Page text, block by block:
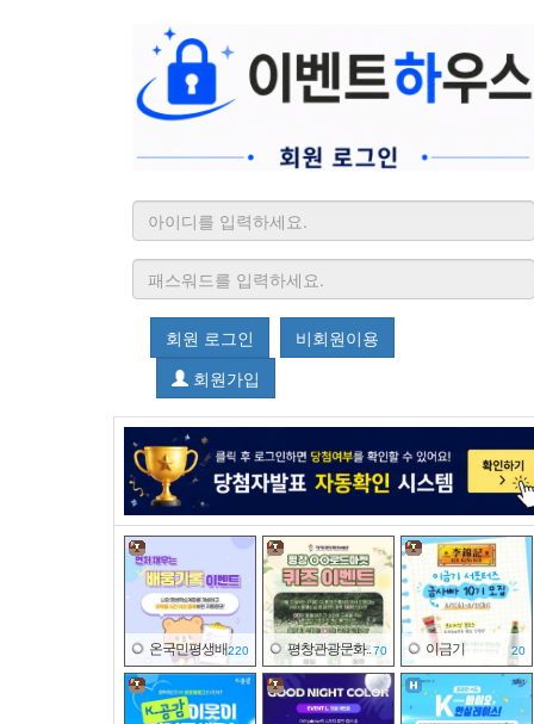
회원 로그인
비회원이용
회원가입
온국민평생배..220 평창관광문화..70 이금기 20